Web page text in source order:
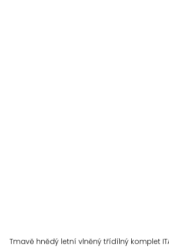
Tmavě hnědý letní vlněný třídílný komplet